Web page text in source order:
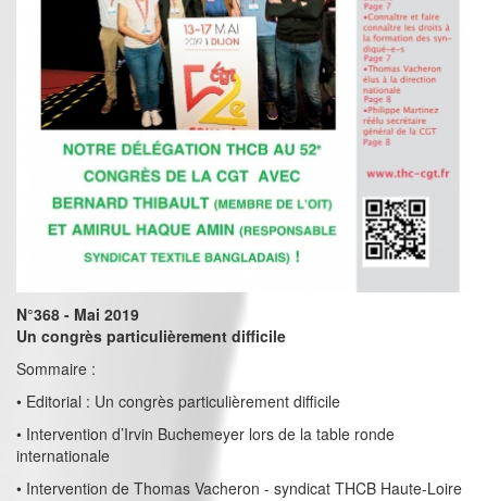
N°368 - Mai 2019
Un congrès particulièrement difficile
Sommaire :
• Editorial : Un congrès particulièrement difficile
• Intervention d’Irvin Buchemeyer lors de la table ronde
internationale
• Intervention de Thomas Vacheron - syndicat THCB Haute-Loire